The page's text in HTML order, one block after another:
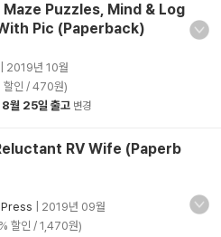
Puzzles, Mind & Log
Pic (Paperback)
2019년 10월
할인 / 470원)
8월 25일 출고 변경
RV Wife (Paperb
2019년 09월
할인 / 1,470원)